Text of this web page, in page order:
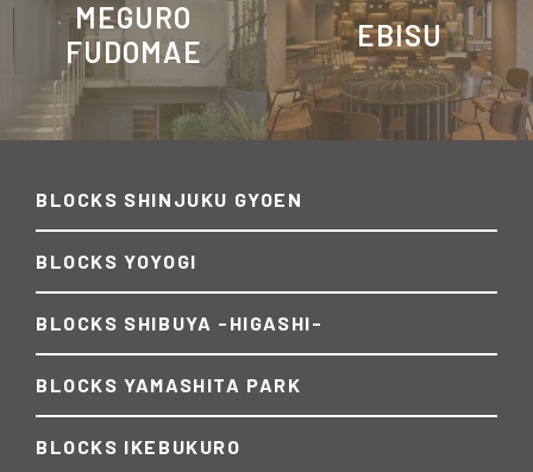
MEGURO
FUDOMAE
EBISU
BLOCKS SHINJUKU GYOEN
BLOCKS YOYOGI
BLOCKS SHIBUYA -HIGASHI-
BLOCKS YAMASHITA PARK
BLOCKS IKEBUKURO